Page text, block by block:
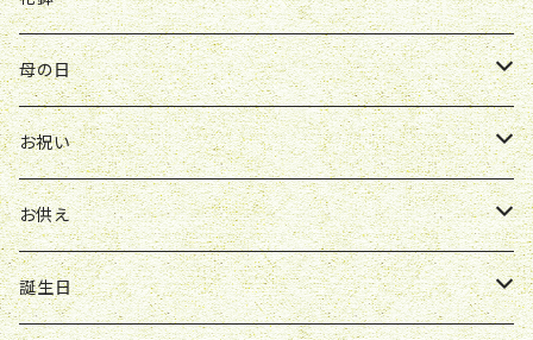
お供え
仏壇花
定期便
Y&O
送別会
開店祝い
お供え
W&G
ソープフラワー
お見舞い
送別会
お祝い
発表会
お祝い
クレマチス
紫
母の日
花束
アレンジ
ボックスアレンジ
お祝い
花束
アレンジ
お供え
花束
誕生日